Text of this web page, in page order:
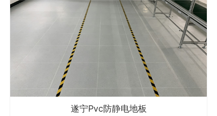
遂宁Pvc防静电地板